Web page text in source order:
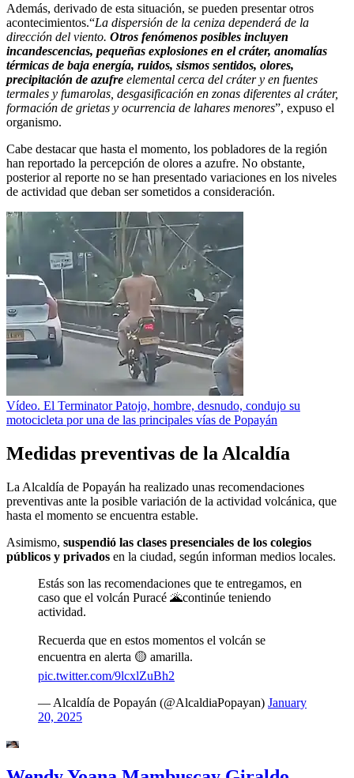
Además, derivado de esta situación, se pueden presentar otros
acontecimientos.“La dispersión de la ceniza dependerá de la
dirección del viento. Otros fenómenos posibles incluyen
incandescencias, pequeñas explosiones en el cráter, anomalías
térmicas de baja energía, ruidos, sismos sentidos, olores,
precipitación de azufre elemental cerca del cráter y en fuentes
termales y fumarolas, desgasificación en zonas diferentes al cráter,
formación de grietas y ocurrencia de lahares menores”, expuso el
organismo.
Cabe destacar que hasta el momento, los pobladores de la región
han reportado la percepción de olores a azufre. No obstante,
posterior al reporte no se han presentado variaciones en los niveles
de actividad que deban ser sometidos a consideración.
Vídeo. El Terminator Patojo, hombre, desnudo, condujo su
motocicleta por una de las principales vías de Popayán
Medidas preventivas de la Alcaldía
La Alcaldía de Popayán ha realizado unas recomendaciones
preventivas ante la posible variación de la actividad volcánica, que
hasta el momento se encuentra estable.
Asimismo, suspendió las clases presenciales de los colegios
públicos y privados en la ciudad, según informan medios locales.
Estás son las recomendaciones que te entregamos, en
caso que el volcán Puracé 🌋continúe teniendo
actividad.
Recuerda que en estos momentos el volcán se
encuentra en alerta 🟡 amarilla.
pic.twitter.com/9lcxlZuBh2
— Alcaldía de Popayán (@AlcaldiaPopayan) January
20, 2025